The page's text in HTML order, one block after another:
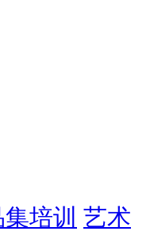
培训 艺术